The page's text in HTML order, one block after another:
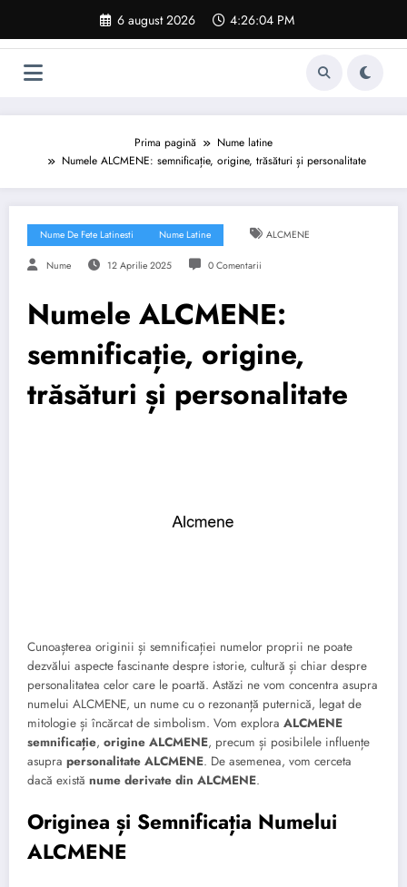
conținut
6 august 2026 4:26:04 PM
Prima pagină
Nume latine
Numele ALCMENE: semnificație, origine, trăsături și personalitate
Nume De Fete Latinesti Nume Latine ALCMENE
Nume 12 Aprilie 2025 0 Comentarii
Numele ALCMENE:
semnificație, origine,
trăsături și personalitate
Cunoașterea originii și semnificației numelor proprii ne poate
dezvălui aspecte fascinante despre istorie, cultură și chiar despre
personalitatea celor care le poartă. Astăzi ne vom concentra asupra
numelui ALCMENE, un nume cu o rezonanță puternică, legat de
mitologie și încărcat de simbolism. Vom explora ALCMENE
semnificație, origine ALCMENE, precum și posibilele influențe
asupra personalitate ALCMENE. De asemenea, vom cerceta
dacă există nume derivate din ALCMENE.
Originea și Semnificația Numelui
ALCMENE